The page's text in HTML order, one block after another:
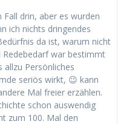
drin, aber es wurden
ich nichts dringendes
da ist, warum nicht
Redebedarf war bestimmt
Persönliches
seriös wirkt, 😉 kann
Mal freier erzählen.
schon auswendig
zum 100. Mal den